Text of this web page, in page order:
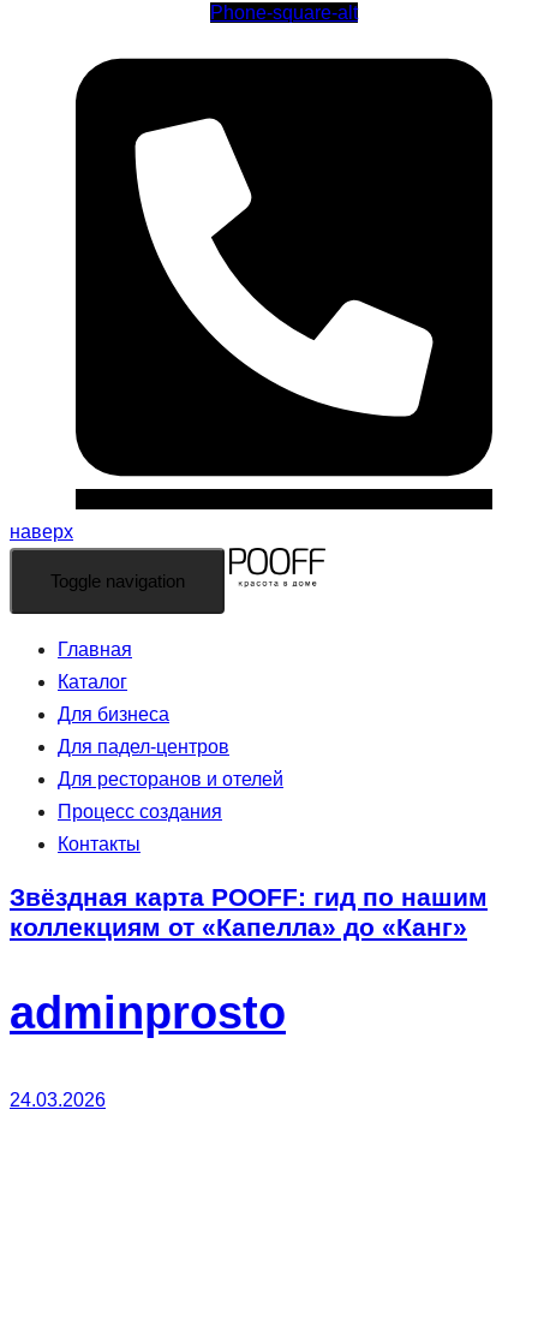
Phone-square-alt
наверх
Toggle navigation
Главная
Каталог
Для бизнеса
Для падел-центров
Для ресторанов и отелей
Процесс создания
Контакты
Звёздная карта POOFF: гид по нашим
коллекциям от «Капелла» до «Канг»
adminprosto
24.03.2026